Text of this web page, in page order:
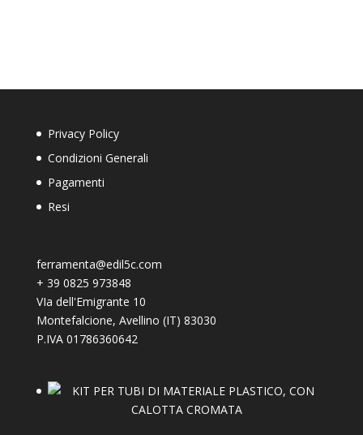
Privacy Policy
Condizioni Generali
Pagamenti
Resi
ferramenta@edil5c.com
+ 39 0825 973848
VIa dell'Emigrante 10
Montefalcione, Avellino (IT) 83030
P.IVA 01786360642